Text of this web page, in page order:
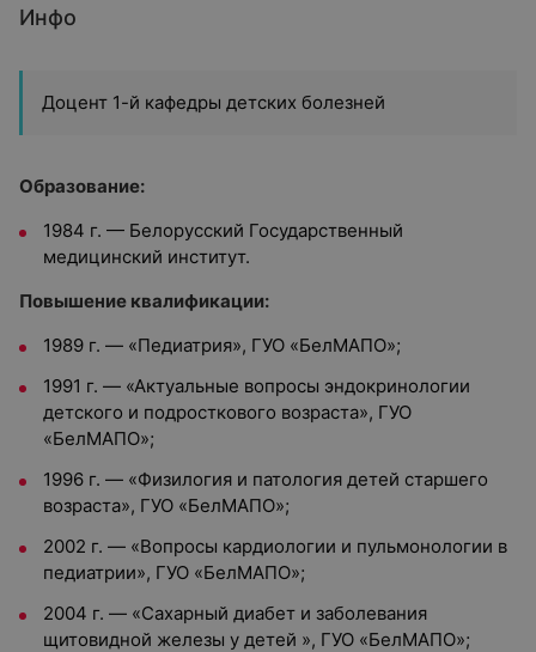
Инфо
Доцент 1-й кафедры детских болезней
Образование:
1984 г. — Белорусский Государственный
медицинский институт.
Повышение квалификации:
1989 г. — «Педиатрия», ГУО «БелМАПО»;
1991 г. — «Актуальные вопросы эндокринологии
детского и подросткового возраста», ГУО
«БелМАПО»;
1996 г. — «Физилогия и патология детей старшего
возраста», ГУО «БелМАПО»;
2002 г. — «Вопросы кардиологии и пульмонологии в
педиатрии», ГУО «БелМАПО»;
2004 г. — «Сахарный диабет и заболевания
щитовидной железы у детей », ГУО «БелМАПО»;